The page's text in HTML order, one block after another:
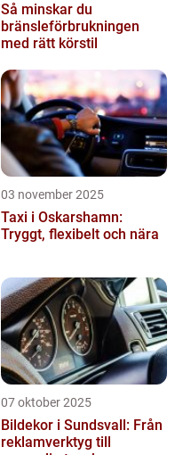
Så minskar du
bränsleförbrukningen
med rätt körstil
03 november 2025
Taxi i Oskarshamn:
Tryggt, flexibelt och nära
07 oktober 2025
Bildekor i Sundsvall: Från
reklamverktyg till